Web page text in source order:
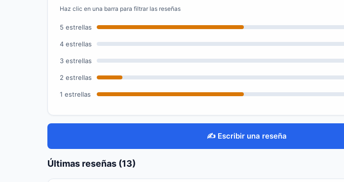
Haz clic en una barra para filtrar las reseñas
5 estrellas
4 estrellas
3 estrellas
2 estrellas
1 estrellas
✍️ Escribir una reseña
Últimas reseñas (13)